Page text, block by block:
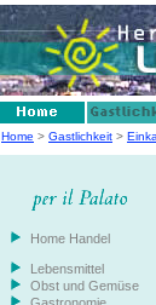
Home > Gastlichkeit >
Home Handel
Lebensmittel
Obst und Gemüse